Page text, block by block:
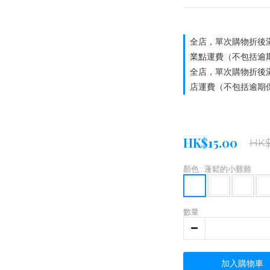
全店，單次購物折
業點運費（不包括逾
全店，單次購物折
店運費（不包括逾期
HK$15.00
顏色 : 蓬鬆的小雞雞
數量
加入購物車